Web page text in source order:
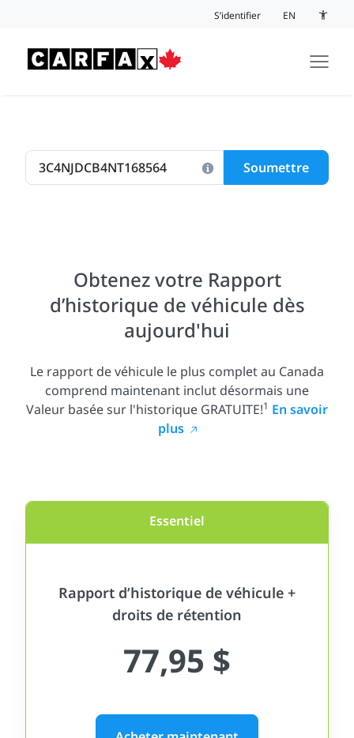
S’identifier
EN
Soumettre
Obtenez votre Rapport
d’historique de véhicule dès
aujourd'hui
Le rapport de véhicule le plus complet au Canada
comprend maintenant inclut désormais une
Valeur basée sur l'historique GRATUITE!1 En savoir
plus
Essentiel
Rapport d’historique de véhicule +
droits de rétention
77,95 $